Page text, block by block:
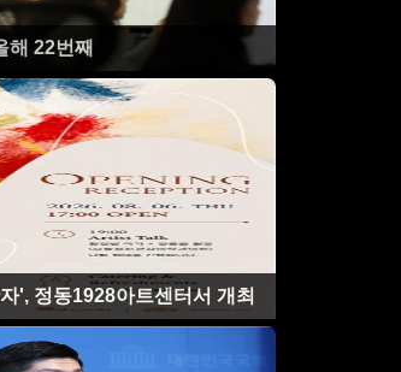
해 22번째
', 정동1928아트센터서 개최